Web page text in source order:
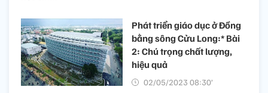
Phát triển giáo dục ở Đồng
bằng sông Cửu Long:* Bài
2: Chú trọng chất lượng,
hiệu quả
02/05/2023 08:30’